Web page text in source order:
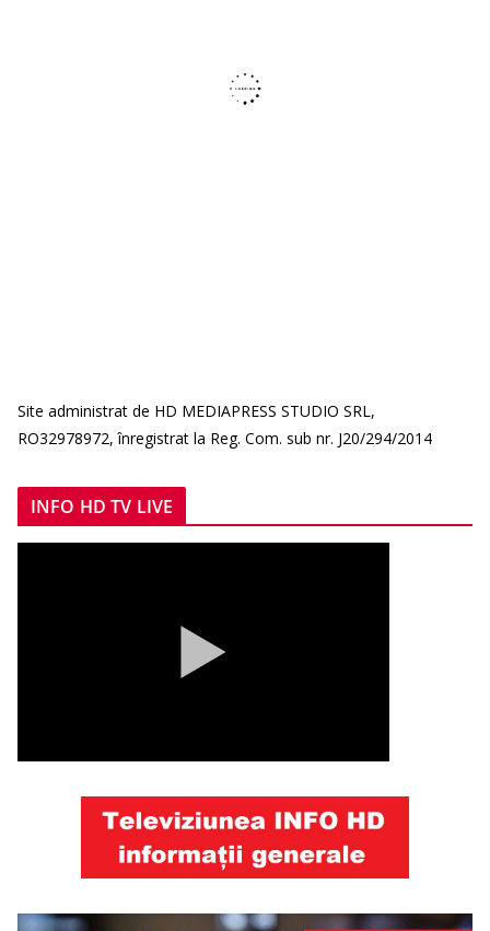
Site administrat de HD MEDIAPRESS STUDIO SRL,
RO32978972, înregistrat la Reg. Com. sub nr. J20/294/2014
INFO HD TV LIVE